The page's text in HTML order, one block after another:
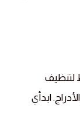
لتنظيف
ابدأي